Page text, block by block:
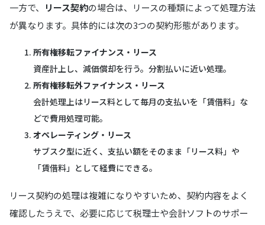
一方で、 リース契約の場合は、リースの種類によって処理方法
が異なります。具体的には次の3つの契約形態があります。
所有権移転ファイナンス・リース
資産計上し、減価償却を行う。分割払いに近い処理。
所有権移転外ファイナンス・リース
会計処理上はリース料として毎月の支払いを「賃借料」な
どで費用処理可能。
オペレーティング・リース
サブスク型に近く、支払い額をそのまま「リース料」や
「賃借料」として経費にできる。
リース契約の処理は複雑になりやすいため、契約内容をよく
確認したうえで、必要に応じて税理士や会計ソフトのサポー